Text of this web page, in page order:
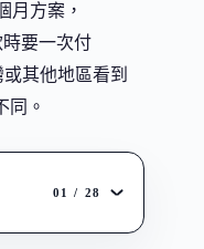
月方案，
時要一次付
其他地區看到
同。
01 / 28